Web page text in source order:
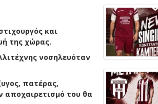
και
της χώρας.
νοσηλευόταν
πατέρας,
αποχαιρετισμό του θα